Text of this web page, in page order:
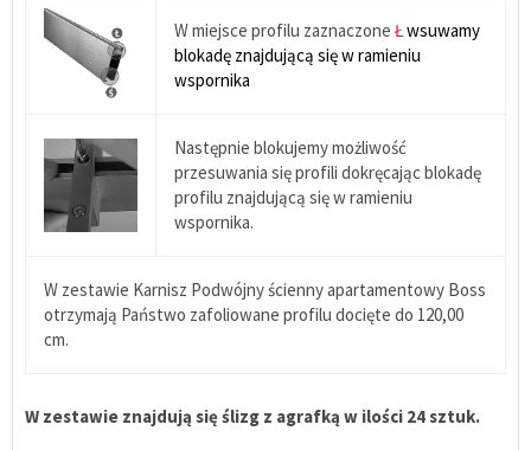
W miejsce profilu zaznaczone Łwsuwamy
blokadę znajdującą się w ramieniu
wspornika
Następnie blokujemy możliwość
przesuwania się profili dokręcając blokadę
profilu znajdującą się w ramieniu
wspornika.
W zestawie Karnisz Podwójny ścienny apartamentowy Boss
otrzymają Państwo zafoliowane profilu docięte do 120,00
cm.
W zestawie znajdują się ślizg z agrafką w ilości 24 sztuk.